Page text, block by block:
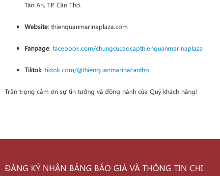
Tân An, TP. Cần Thơ.
Website: thienquanmarinaplaza.com
Fanpage: facebook.com/chungcucaocapthienquanmarinaplaza
Tiktok: tiktok.com/@thienquanmarinacantho
Trân trọng cảm ơn sự tin tưởng và đồng hành của Quý khách hàng!
ĐĂNG KÝ NHẬN BẢNG BÁO GIÁ VÀ THÔNG TIN CHI